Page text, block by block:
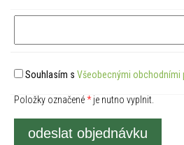
Souhlasím s Všeobecnými obchodními
Položky označené*je nutno vyplnit.
odeslat objednávku